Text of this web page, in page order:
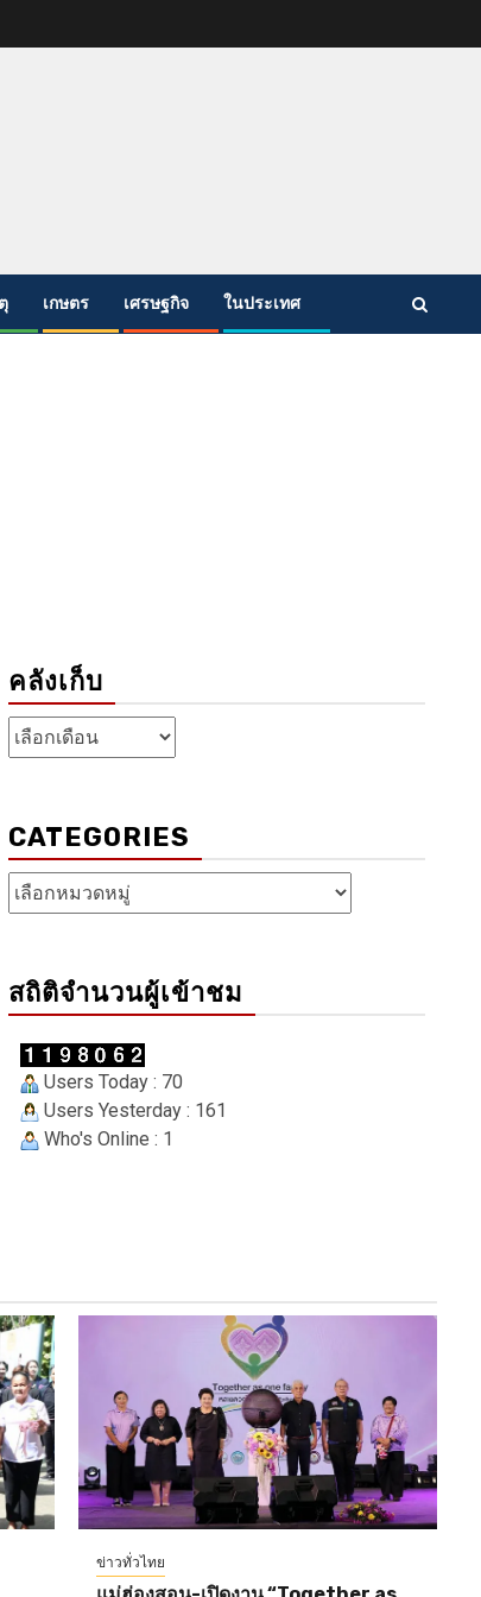
เกษตร เศรษฐกิจ ในประเทศ
คลังเก็บ
คลัง
เก็บ
CATEGORIES
Categories
สถิติจำนวนผู้เข้าชม
Users Today : 70
Users Yesterday : 161
Who's Online : 1
ข่าวทั่วไทย